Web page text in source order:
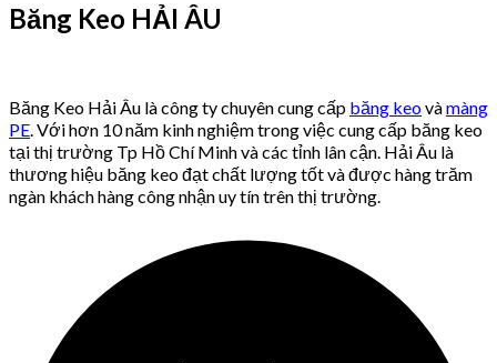
Băng Keo HẢI ÂU
Băng Keo Hải Âu là công ty chuyên cung cấp băng keovàmàng
PE. Với hơn 10 năm kinh nghiệm trong việc cung cấp băng keo
tại thị trường Tp Hồ Chí Minh và các tỉnh lân cận. Hải Âu là
thương hiệu băng keo đạt chất lượng tốt và được hàng trăm
ngàn khách hàng công nhận uy tín trên thị trường.